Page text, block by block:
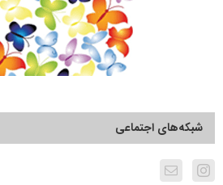
شبکه‌های اجتماعی